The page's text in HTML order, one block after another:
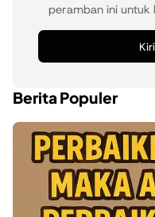
peramban ini untuk
Berita Populer